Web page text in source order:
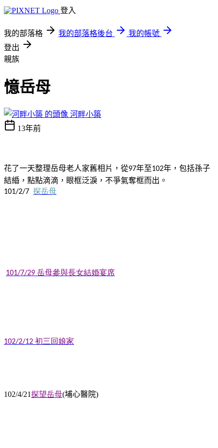
登入
我的部落格 我的部落格後台
我的帳號
登出
親族
憶岳母
河畔小築
13年前
花了一天整理岳母老人家舊相片，從97年至102年，包括孫子
結緍，點點滴滴，眼框泛淚，不爭氣奪框而出。
101/2/7 探岳母
101/7/29 岳母參與長女結婚宴席
102/2/12 初三回娘家
102/4/21探望岳母(埔心醫院)